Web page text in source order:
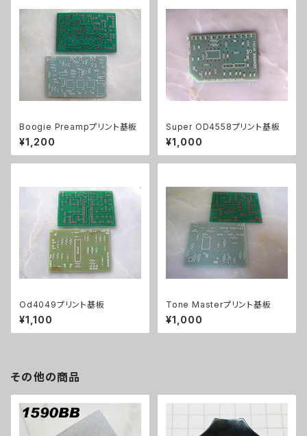
Boogie Preampプリント基板
¥1,200
Super OD4558プリント基板
¥1,000
Od4049プリント基板
¥1,100
Tone Masterプリント基板
¥1,000
その他の商品